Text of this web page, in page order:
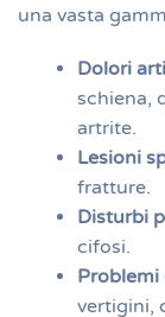
una vasta
Dolori
schiena,
artrite.
Lesioni
fratture.
Disturbi
cifosi.
Problemi
vertigini,